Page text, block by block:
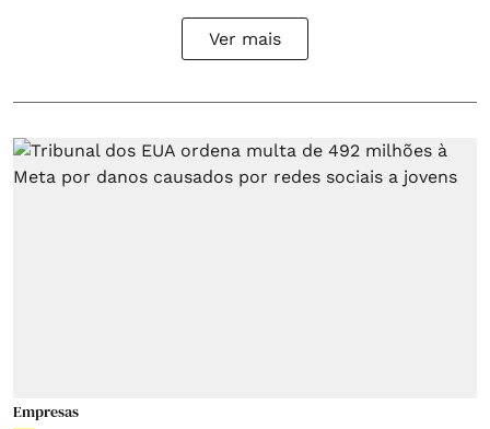
Ver mais
Empresas